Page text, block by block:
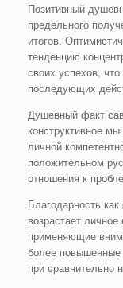
Позитивный
предельного
итогов.
тенденцию
своих успехов,
последующих
Душевный факт
конструктивное
личной
положительном
отношения к
Благодарность
возрастает
применяющие
более повышенные
при сравнительно